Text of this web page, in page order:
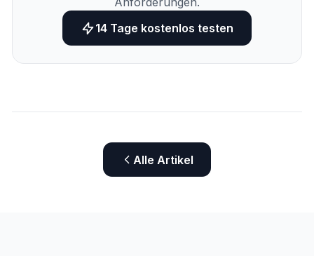
14 Tage kostenlos testen
Alle Artikel